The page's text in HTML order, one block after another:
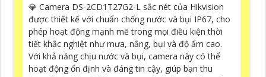
💎 Camera DS-2CD1T27G2-L sắc nét của Hikvision
được thiết kế với chuẩn chống nước và bụi IP67, cho
phép hoạt động mạnh mẽ trong mọi điều kiện thời
tiết khắc nghiệt như mưa, nắng, bụi và độ ẩm cao.
Với khả năng chịu nước và bụi, camera này có thể
hoạt động ổn định và đáng tin cậy, giúp bạn thu